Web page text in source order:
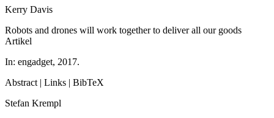
Kerry Davis
Robots and drones will work together to deliver all our goods
Artikel
In: engadget, 2017.
Abstract| Links
BibTeX
Stefan Krempl